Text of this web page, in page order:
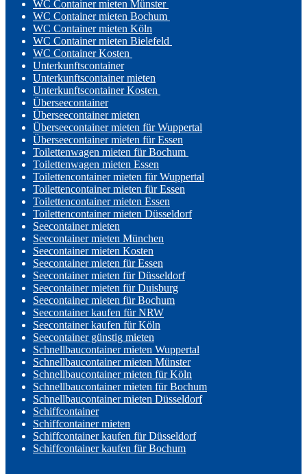
WC Container mieten Münster
WC Container mieten Bochum
WC Container mieten Köln
WC Container mieten Bielefeld
WC Container Kosten
Unterkunftscontainer
Unterkunftscontainer mieten
Unterkunftscontainer Kosten
Überseecontainer
Überseecontainer mieten
Überseecontainer mieten für Wuppertal
Überseecontainer mieten für Essen
Toilettenwagen mieten für Bochum
Toilettenwagen mieten Essen
Toilettencontainer mieten für Wuppertal
Toilettencontainer mieten für Essen
Toilettencontainer mieten Essen
Toilettencontainer mieten Düsseldorf
Seecontainer mieten
Seecontainer mieten München
Seecontainer mieten Kosten
Seecontainer mieten für Essen
Seecontainer mieten für Düsseldorf
Seecontainer mieten für Duisburg
Seecontainer mieten für Bochum
Seecontainer kaufen für NRW
Seecontainer kaufen für Köln
Seecontainer günstig mieten
Schnellbaucontainer mieten Wuppertal
Schnellbaucontainer mieten Münster
Schnellbaucontainer mieten für Köln
Schnellbaucontainer mieten für Bochum
Schnellbaucontainer mieten Düsseldorf
Schiffcontainer
Schiffcontainer mieten
Schiffcontainer kaufen für Düsseldorf
Schiffcontainer kaufen für Bochum